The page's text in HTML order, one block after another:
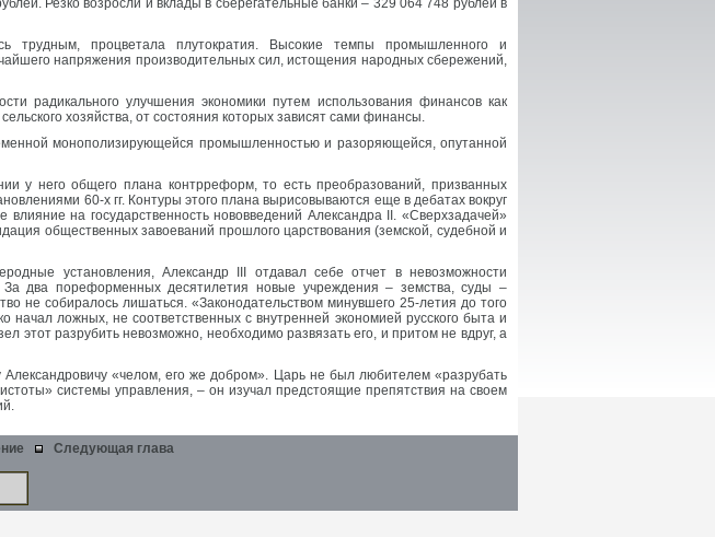
Резко возросли и вклады в сберегательные банки – 329 064 748 рублей в
трудным, процветала плутократия. Высокие темпы промышленного и
напряжения производительных сил, истощения народных сбережений,
радикального улучшения экономики путем использования финансов как
хозяйства, от состояния которых зависят сами финансы.
монополизирующейся промышленностью и разоряющейся, опутанной
у него общего плана контрреформ, то есть преобразований, призванных
60-х гг. Контуры этого плана вырисовываются еще в дебатах вокруг
на государственность нововведений Александра II. «Сверхзадачей»
общественных завоеваний прошлого царствования (земской, судебной и
установления, Александр III отдавал себе отчет в невозможности
два пореформенных десятилетия новые учреждения – земства, суды –
не собиралось лишаться. «Законодательством минувшего 25-летия до того
ложных, не соответственных с внутренней экономией русского быта и
этот разрубить невозможно, необходимо развязать его, и притом не вдруг, а
«челом, его же добром». Царь не был любителем «разрубать
системы управления, – он изучал предстоящие препятствия на своем
Следующая глава